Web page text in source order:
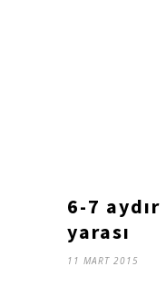
6-7
yarası
11 MART 2015